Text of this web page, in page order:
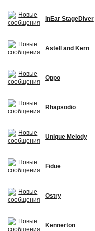
InEar StageDiver
Astell and Kern
Oppo
Rhapsodio
Unique Melody
Fidue
Ostry
Kennerton